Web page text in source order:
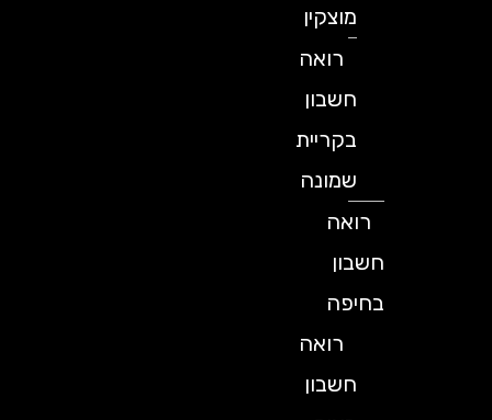
מוצקין
רואה
חשבון
בקריית
שמונה
רואה
חשבון
בחיפה
רואה
חשבון